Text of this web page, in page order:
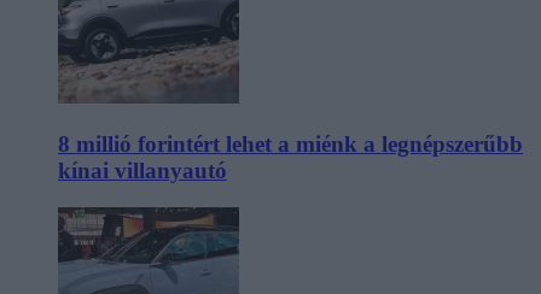
8 millió forintért lehet a miénk a legnépszerűbb
kínai villanyautó